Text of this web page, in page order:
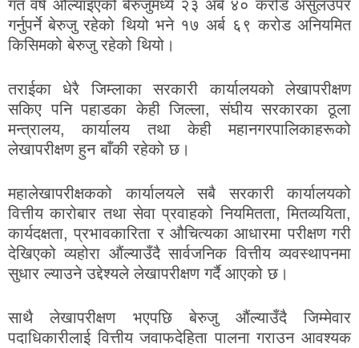
गत वर्ष औंल्याइएको बेरुजुमध्ये २३ अर्ब ४० करोड असुलउपर
गर्नुपर्ने बेरुजु रहेको थियो भने १७ अर्ब ६९ करोड अनियमित
किसिमको बेरुजु रहेको थियो।
तराईका धेरै जिम्लाका सरकारी कार्यालयको लेखापरीक्षण
सकिए पनि पहाडका केही जिल्ला, संघीय सरकारका ठूला
मन्त्रालय, कार्यालय तथा केही महानगरपालिकाहरूको
लेखापरीक्षण हुन बाँकी रहेको छ।
महालेखापरीक्षकको कार्यालयले सबै सरकारी कार्यालयको
वित्तीय कारोबार तथा सेवा प्रवाहको नियमितता, मितव्ययिता,
कार्यदक्षता, प्रभावकारिता र औचित्यका आधारमा परीक्षण गरी
देखिएको व्यहोरा औंल्याउँदै सार्वजनिक वित्तीय व्यवस्थापनमा
सुधार ल्याउने उद्देश्यले लेखापरीक्षण गर्दै आएको छ।
साथै लेखापरीक्षण भएपछि बेरुजु औंल्याउँदै जिम्मेवार
पदाधिकारीलाई वित्तीय जवाफदेहिता पालना गराउन आवश्यक